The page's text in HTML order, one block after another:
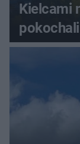
Kielcami